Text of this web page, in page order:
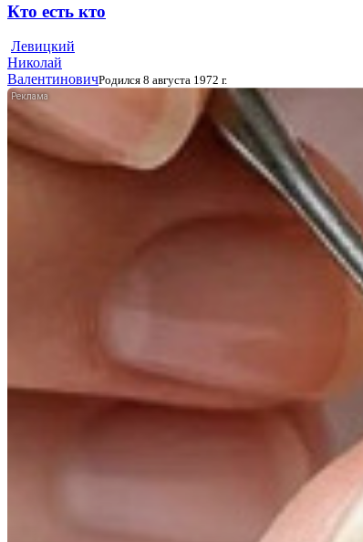
Кто есть кто
Левицкий
Николай
ВалентиновичРодился 8 августа 1972 г.